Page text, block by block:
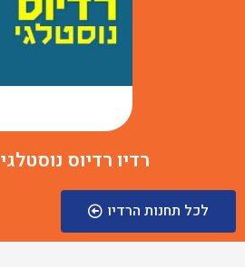
רדיו רדיוס נוסטלגי 96.3fm
לכל תחנות הרדיו